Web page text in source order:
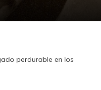
perdurable en los